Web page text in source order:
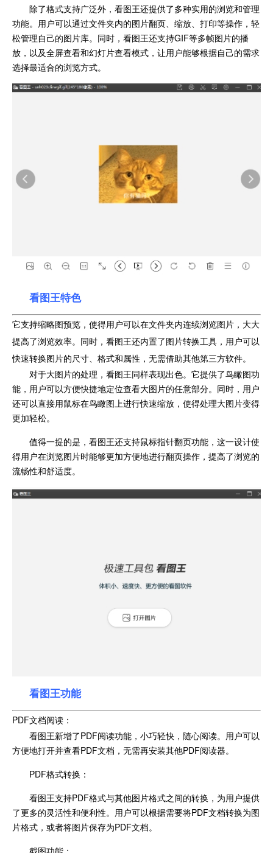
除了格式支持广泛外，看图王还提供了多种实用的浏览和管理
功能。用户可以通过文件夹内的图片翻页、缩放、打印等操作，轻
松管理自己的图片库。同时，看图王还支持GIF等多帧图片的播
放，以及全屏查看和幻灯片查看模式，让用户能够根据自己的需求
选择最适合的浏览方式。
看图王特色
它支持缩略图预览，使得用户可以在文件夹内连续浏览图片，大大
提高了浏览效率。同时，看图王还内置了图片转换工具，用户可以
快速转换图片的尺寸、格式和属性，无需借助其他第三方软件。
对于大图片的处理，看图王同样表现出色。它提供了鸟瞰图功
能，用户可以方便快捷地定位查看大图片的任意部分。同时，用户
还可以直接用鼠标在鸟瞰图上进行快速缩放，使得处理大图片变得
更加轻松。
值得一提的是，看图王还支持鼠标指针翻页功能，这一设计使
得用户在浏览图片时能够更加方便地进行翻页操作，提高了浏览的
流畅性和舒适度。
看图王功能
PDF文档阅读：
看图王新增了PDF阅读功能，小巧轻快，随心阅读。用户可以
方便地打开并查看PDF文档，无需再安装其他PDF阅读器。
PDF格式转换：
看图王支持PDF格式与其他图片格式之间的转换，为用户提供
了更多的灵活性和便利性。用户可以根据需要将PDF文档转换为图
片格式，或者将图片保存为PDF文档。
截图功能：